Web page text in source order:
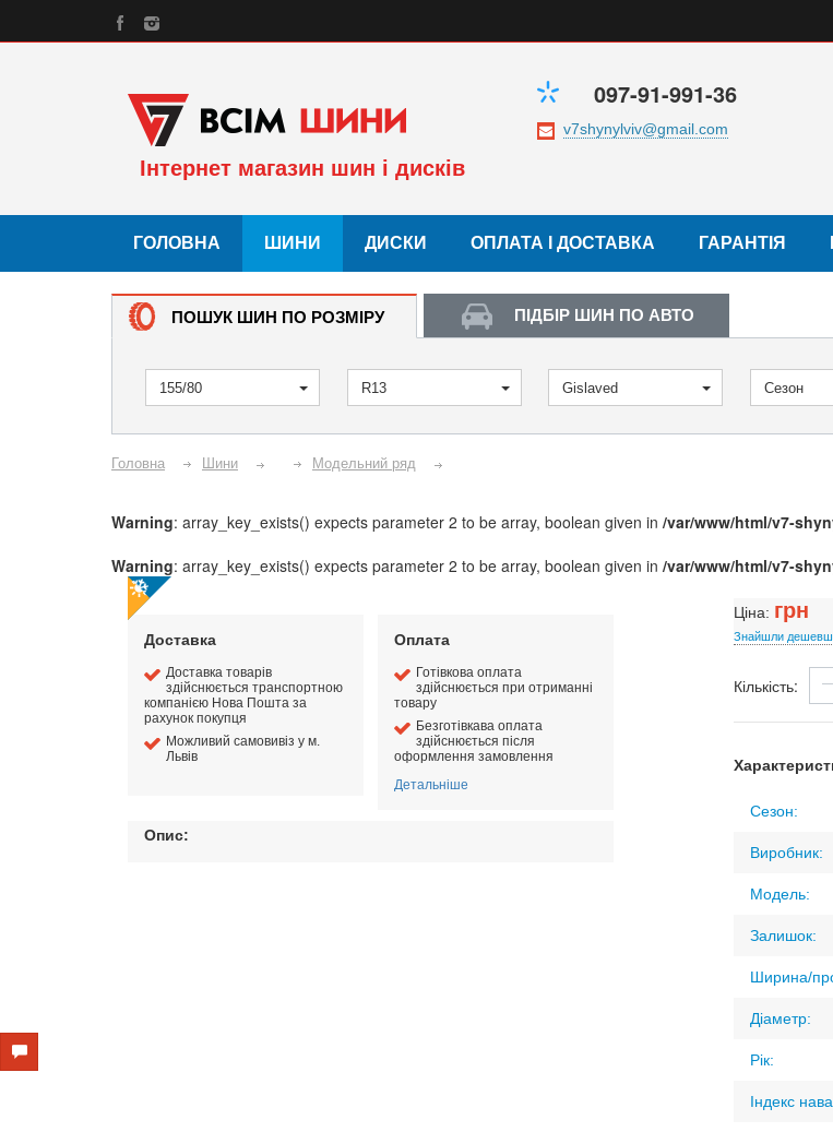
Інтернет магазин шин і дисків
097-91-991-36
ГОЛОВНА ШИНИ ДИСКИ ОПЛАТА І ДОСТАВКА ГАРАНТІЯ
ПОШУК ШИН ПО РОЗМІРУ ПІДБІР ШИН ПО АВТО
155/80 R13 Gislaved Сезон
Головна Шини Модельний ряд
Warning: array_key_exists() expects parameter 2 to be array, boolean given in /var/www/html/v7-
Warning: array_key_exists() expects parameter 2 to be array, boolean given in /var/www/html/v7-
Доставка
Доставка товарів
здійснюється транспортною
компанією Нова Пошта за
рахунок покупця
Можливий самовивіз у м.
Львів
Оплата
Готівкова оплата
здійснюється при отриманні
товару
Безготівкава оплата
здійснюється після
оформлення замовлення
Детальніше
Опис:
Ціна: грн
Знайшли
Кількість:
Сезон:
Виробник:
Модель:
Залишок:
Ширина/
Діаметр:
Рік:
Індекс